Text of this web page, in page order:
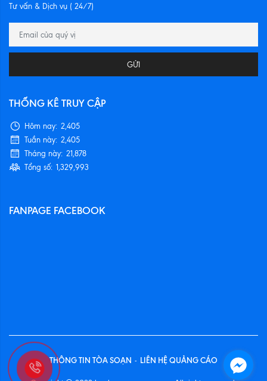
Tư vấn & Dịch vụ ( 24/7)
GỬI
THỐNG KÊ TRUY CẬP
Hôm nay: 2,405
Tuần này: 2,405
Tháng này: 21,878
Tổng số: 1,329,993
FANPAGE FACEBOOK
THÔNG TIN TÒA SOẠN - LIÊN HỆ QUẢNG CÁO